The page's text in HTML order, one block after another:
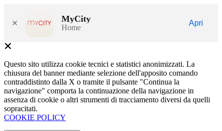
× MyCity
Home
Apri
Questo sito utilizza cookie tecnici e statistici anonimizzati. La
chiusura del banner mediante selezione dell'apposito comando
contraddistinto dalla X o tramite il pulsante "Continua la
navigazione" comporta la continuazione della navigazione in
assenza di cookie o altri strumenti di tracciamento diversi da quelli
sopracitati.
COOKIE POLICY